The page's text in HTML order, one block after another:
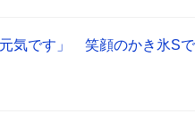
気です」 笑顔のかき氷Sで